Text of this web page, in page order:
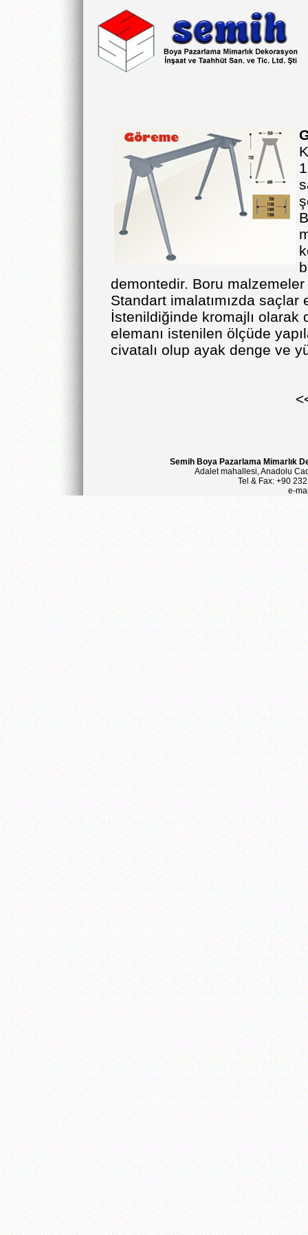
demontedir. Boru malzemeler
Standart imalatımızda saçlar
İstenildiğinde kromajlı olarak
elemanı istenilen ölçüde
civatalı olup ayak denge ve
Semih Boya Pazarlama Mimarlık
Adalet mahallesi, Anadolu
Tel & Fax: +90
e-